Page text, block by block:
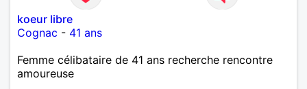
koeur libre
Cognac - 41 ans
Femme célibataire de 41 ans recherche rencontre
amoureuse